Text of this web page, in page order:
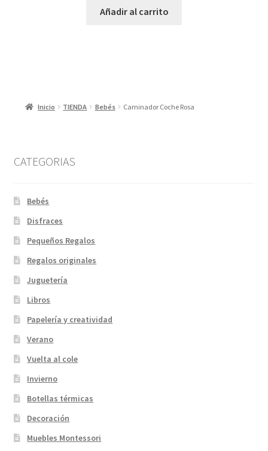
Añadir al carrito
Inicio TIENDA Bebés Caminador Coche Rosa
CATEGORIAS
Bebés
Disfraces
Pequeños Regalos
Regalos originales
Juguetería
Libros
Papelería y creatividad
Verano
Vuelta al cole
Invierno
Botellas térmicas
Decoración
Muebles Montessori